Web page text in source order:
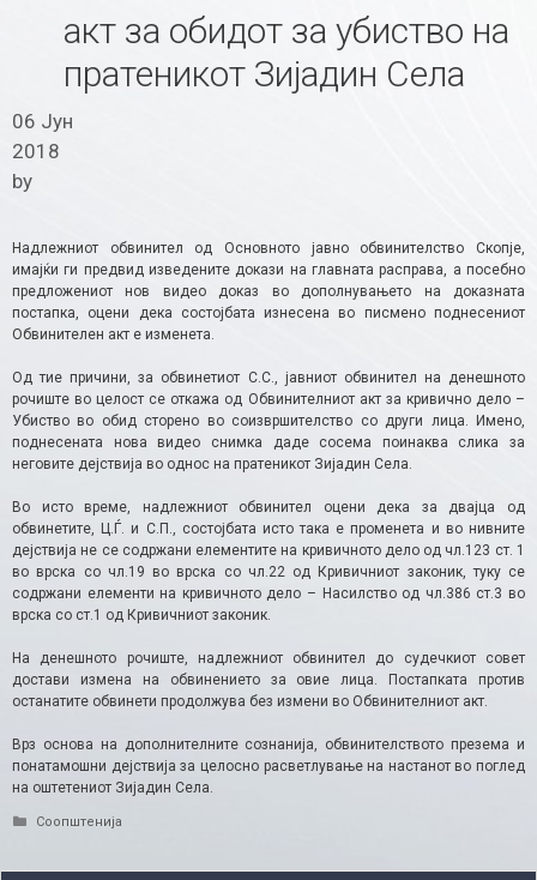
акт за обидот за убиство на
пратеникот Зијадин Села
06 Јун
2018
by
Надлежниот обвинител од Основното јавно обвинителство Скопје,
имајќи ги предвид изведените докази на главната расправа, а посебно
предложениот нов видео доказ во дополнувањето на доказната
постапка, оцени дека состојбата изнесена во писмено поднесениот
Обвинителен акт е изменета.
Од тие причини, за обвинетиот С.С., јавниот обвинител на денешното
рочиште во целост се откажа од Обвинителниот акт за кривично дело –
Убиство во обид сторено во соизвршителство со други лица. Имено,
поднесената нова видео снимка даде сосема поинаква слика за
неговите дејствија во однос на пратеникот Зијадин Села.
Во исто време, надлежниот обвинител оцени дека за двајца од
обвинетите, Ц.Ѓ. и С.П., состојбата исто така е променета и во нивните
дејствија не се содржани елементите на кривичното дело од чл.123 ст. 1
во врска со чл.19 во врска со чл.22 од Кривичниот законик, туку се
содржани елементи на кривичното дело – Насилство од чл.386 ст.3 во
врска со ст.1 од Кривичниот законик.
На денешното рочиште, надлежниот обвинител до судечкиот совет
достави измена на обвинението за овие лица. Постапката против
останатите обвинети продолжува без измени во Oбвинителниот акт.
Врз основа на дополнителните сознанија, обвинителството презема и
понатамошни дејствија за целосно расветлување на настанот во поглед
на оштетениот Зијадин Села.
Categories
Соопштенија